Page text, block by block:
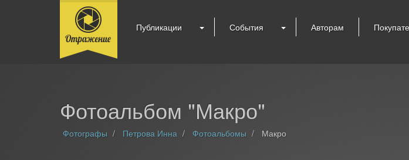
Публикации События Авторам
Фотоальбом "Макро"
Фотографы Петрова Инна Фотоальбомы Макро